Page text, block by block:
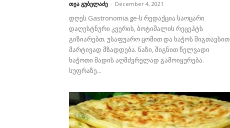
თეა გუბელაძე - December 4, 2021
დღეს Gastronomia.ge-ს რედაქცია საოცარი
დაღესტნური კვერის, ბოტიშალის რეცეპტს
გიზიარებთ. უსაფუარო ცომით და ხაჭოს შიგთავსით
მარტივად მზადდება. ნაზი, შიგნით წელვადი
ხაჭოთი მადის აღმძვრელად გამოიყურება.
სუფრაზე...